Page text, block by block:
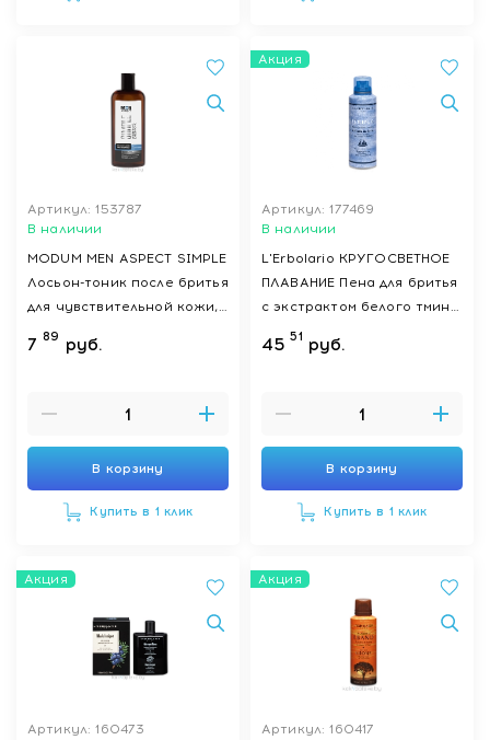
Артикул: 153787
В наличии
MODUM MEN ASPECT SIMPLE
Лосьон-тоник после бритья
для чувствительной кожи,
150 мл
7 89 руб.
В корзину
Купить в 1 клик
Акция
Артикул: 177469
В наличии
L'Erbolario КРУГОСВЕТНОЕ
ПЛАВАНИЕ Пена для бритья
с экстрактом белого тмина
и лавра 200 мл
45 51 руб.
В корзину
Купить в 1 клик
Акция
Артикул: 160473
Акция
Артикул: 160417